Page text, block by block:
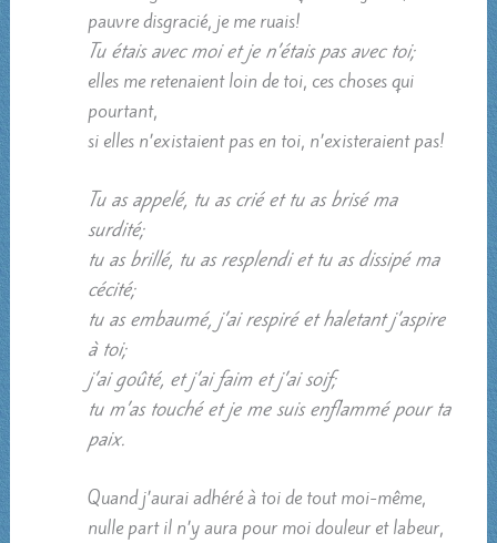
pauvre disgracié, je me ruais!
Tu étais avec moi et je n’étais pas avec toi;
elles me retenaient loin de toi, ces choses qui
pourtant,
si elles n’existaient pas en toi, n’existeraient pas!
Tu as appelé, tu as criéet tu as brisé ma
surdité;
tu as brillé, tu as resplendi et tu as dissipé ma
cécité;
tu as embaumé, j’ai respiré et haletant j’aspire
à toi;
j’ai goûté, et j’ai faim et j’ai soif;
tu m’as touché et je me suis enflammé pour ta
paix.
Quand j’aurai adhéré à toi de tout moi-même,
nulle part il n’y aura pour moi douleur et labeur,